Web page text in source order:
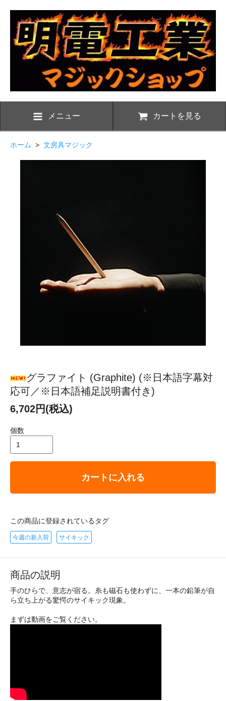
メニュー カートを見る
ホーム > 文房具マジック
グラファイト (Graphite) (※日本語字幕対
応可／※日本語補足説明書付き)
6,702円(税込)
個数
カートに入れる
この商品に登録されているタグ
今週の新入荷 サイキック
商品の説明
手のひらで、意志が宿る。糸も磁石も使わずに、一本の鉛筆が自
ら立ち上がる驚愕のサイキック現象。
まずは動画をご覧ください。